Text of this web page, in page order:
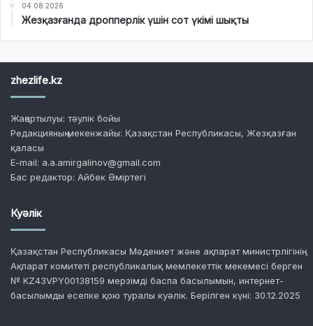
04.08.2026
Жезқазғанда дропперлік үшін сот үкімі шықты
zhezlife.kz
Жаңартылуы: тәулік бойы
Редакцияның мекенжайы: Қазақстан Республикасы, Жезқазған
қаласы
E-mail: a.a.amirgalinov@gmail.com
Бас редактор: Айбек Әміртегі
Куәлік
Қазақстан Республикасы Мәдениет және ақпарат министрлігінің
Ақпарат комитеті республикалық мемлекеттік мекемесі берген
№ KZ43VPY00138159 мерзімді баспа басылымын, интернет-
басылымды есепке қою туралы куәлік. Берілген күні: 30.12.2025